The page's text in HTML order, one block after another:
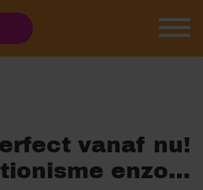
vanaf nu!
enzo…